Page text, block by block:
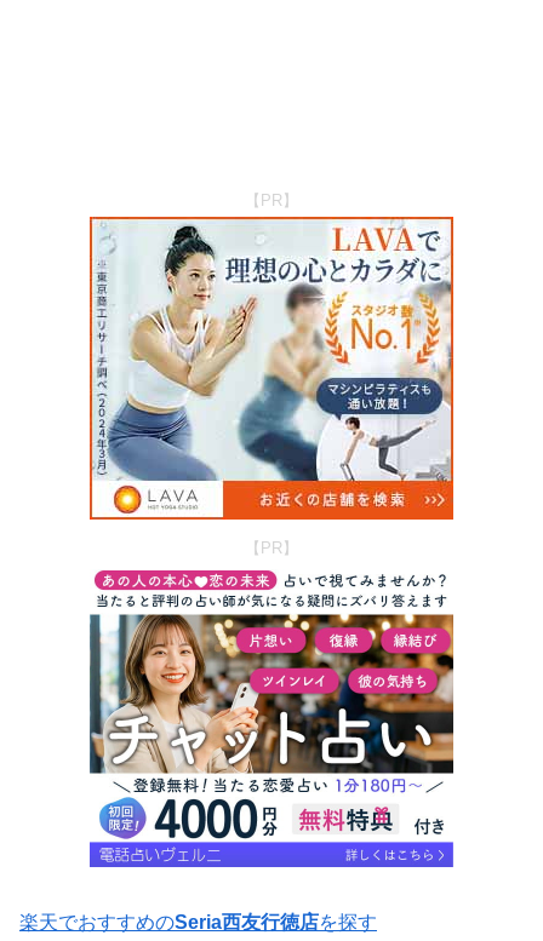
【PR】
【PR】
楽天でおすすめのSeria西友行徳店を探す